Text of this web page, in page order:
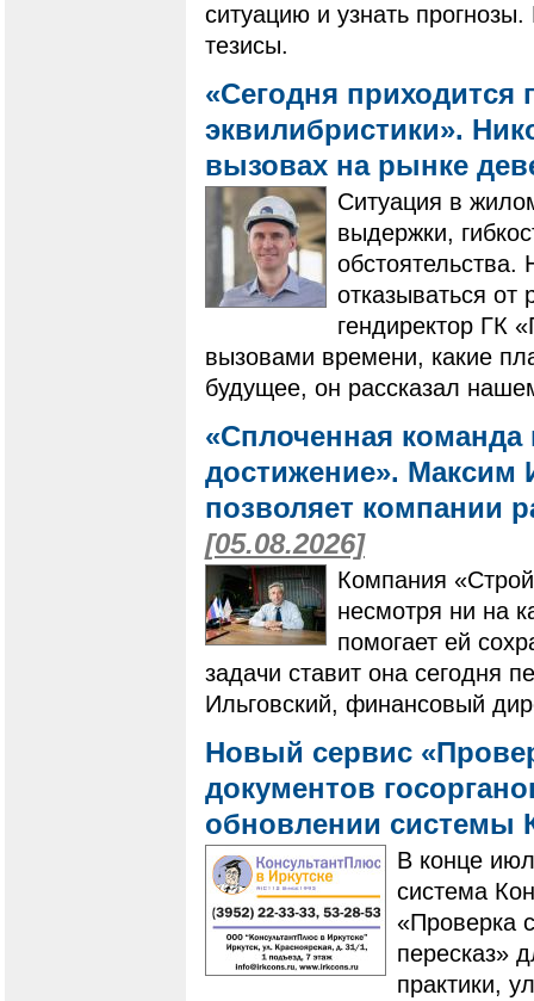
ситуацию и узнать
тезисы.
«Сегодня приходится
эквилибристики».
вызовах на рынке
Ситуация в
выдержки,
обстоятельства.
отказываться от
гендиректор ГК
вызовами времени, какие
будущее, он рассказал
«Сплоченная
достижение». Максим
позволяет компании
[05.08.2026]
Компания
несмотря ни на
помогает ей
задачи ставит она сегодня
Ильговский, финансовый
Новый сервис
документов
обновлении системы
В конце
система
«Проверка
пересказ»
практики,